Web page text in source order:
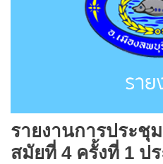
รายงานการประชุ
สมัยที่ 4 ครั้งที่ 1 ป